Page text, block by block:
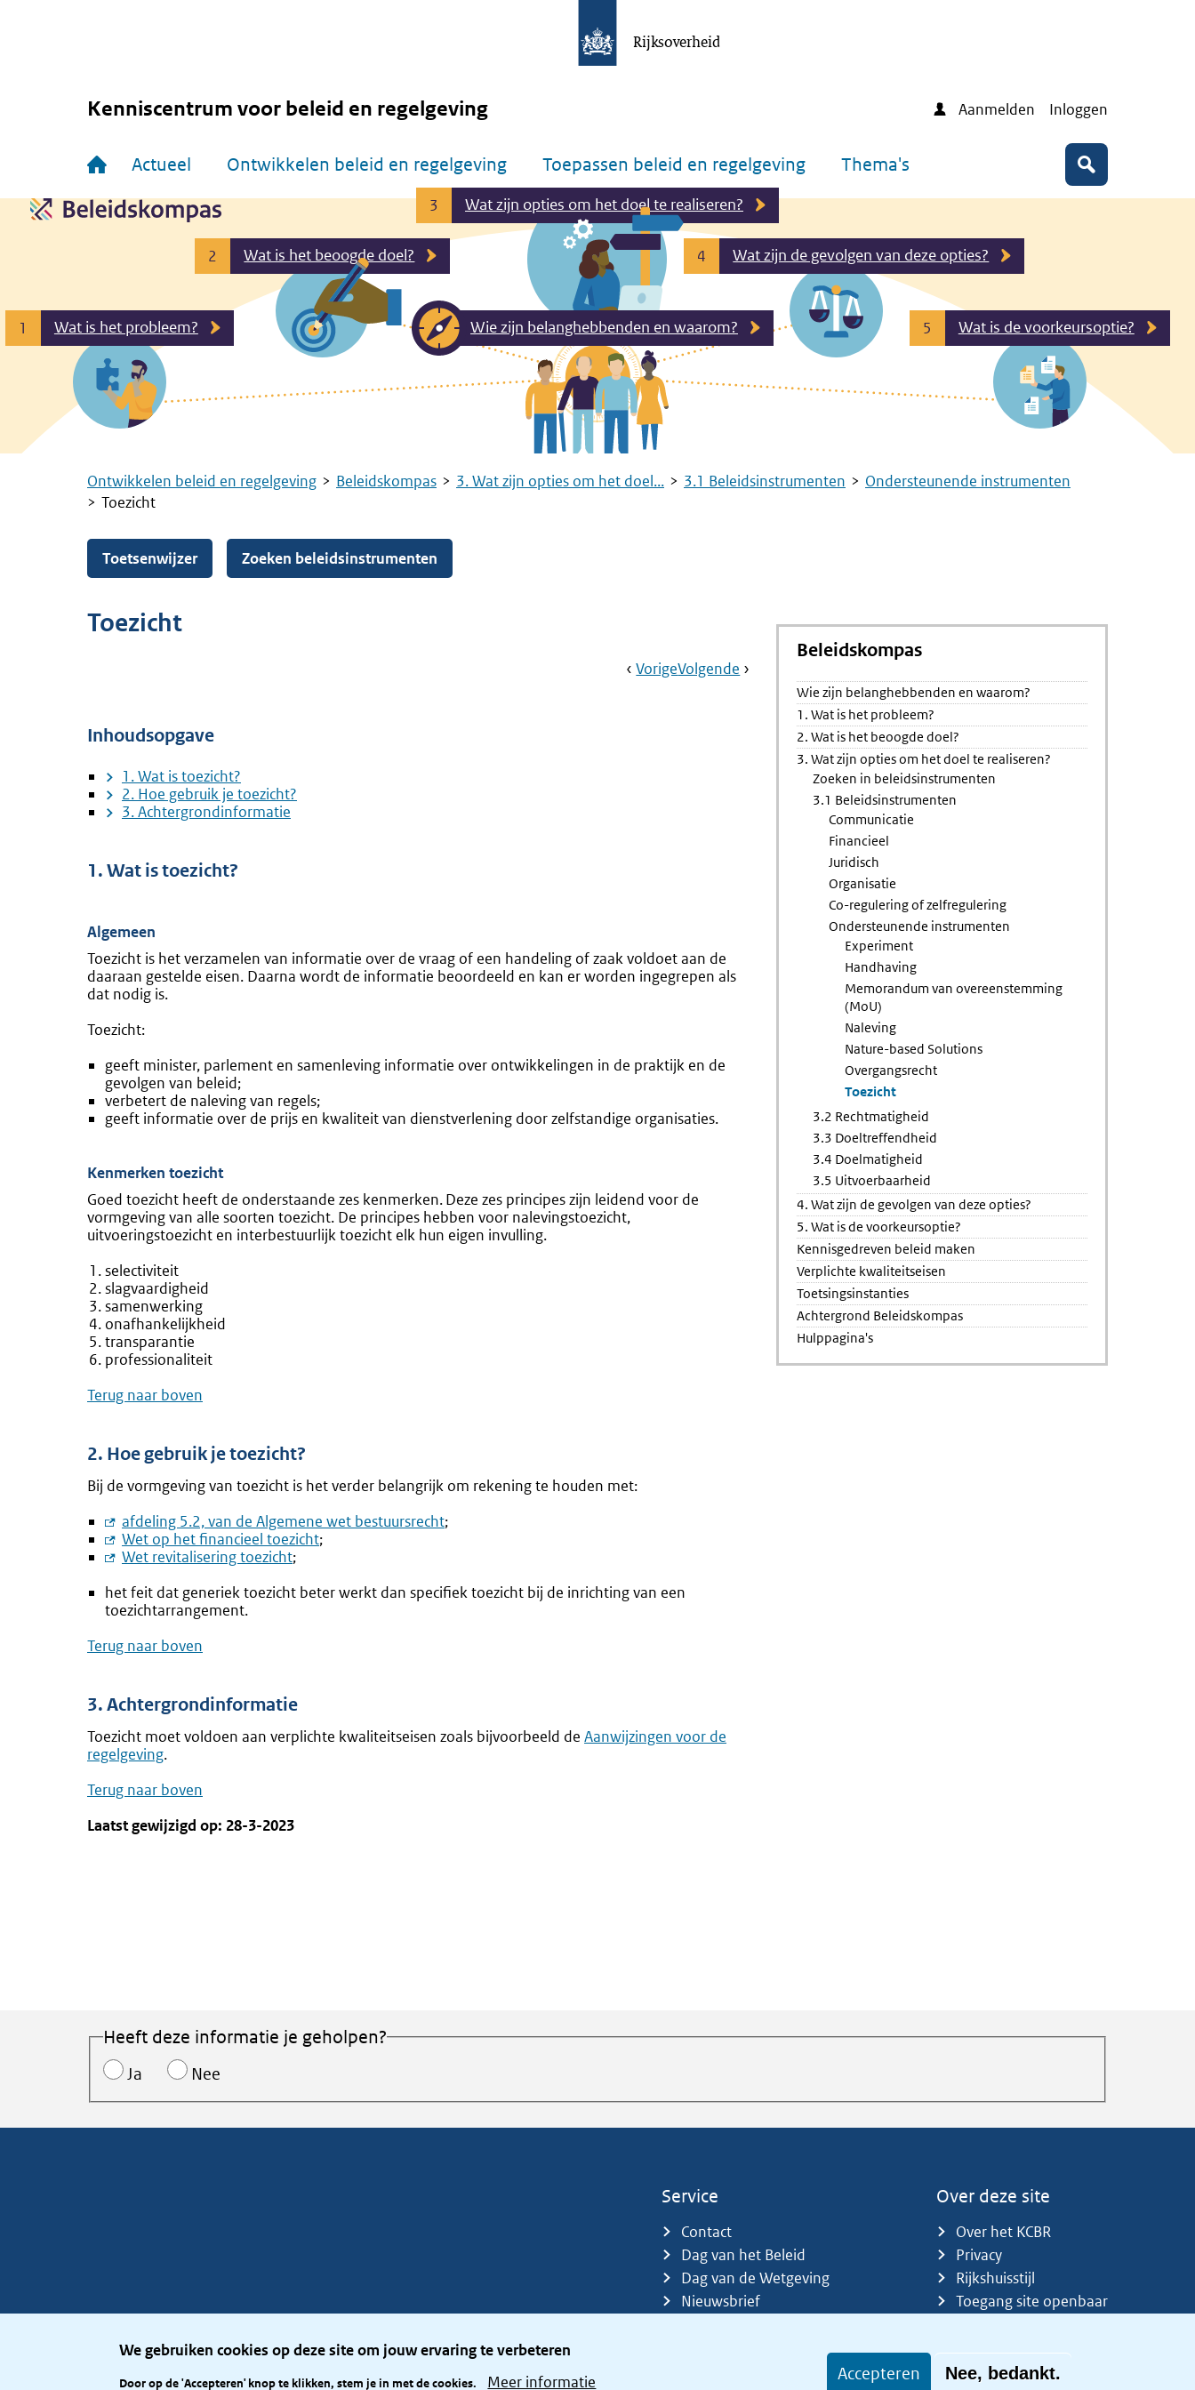
We gebruiken cookies op deze site om jouw ervaring te verbeteren
Door op de 'Accepteren' knop te klikken, stem je in met de cookies. Meer informatie Accepteren Nee, bedankt.
Rijksoverheid
Kenniscentrum voor beleid en regelgeving Aanmelden Inloggen
Actueel Ontwikkelen beleid en regelgeving Toepassen beleid en regelgeving Thema's Zoeken
1 Wat is het probleem?
2 Wat is het beoogde doel?
3 Wat zijn opties om het doel te realiseren?
4 Wat zijn de gevolgen van deze opties?
5 Wat is de voorkeursoptie?
Wie zijn belanghebbenden en waarom?
Kruimelpad
Ontwikkelen beleid en regelgeving Beleidskompas 3. Wat zijn opties om het doel... 3.1 Beleidsinstrumenten
Ondersteunende instrumenten
Toezicht
Toetsenwijzer Zoeken beleidsinstrumenten
Toezicht
Book
Ga
VorigePagina:
Ga
Volgende Pagina:
Rechtmatigheid
Inhoudsopgave
1. Wat is toezicht?
2. Hoe gebruik je toezicht?
3. Achtergrondinformatie
1. Wat is toezicht?
Algemeen
Toezicht is het verzamelen van informatie over de vraag of een handeling of zaak voldoet aan de
daaraan gestelde eisen. Daarna wordt de informatie beoordeeld en kan er worden ingegrepen als
dat nodig is.
Toezicht:
geeft minister, parlement en samenleving informatie over ontwikkelingen in de praktijk en de
gevolgen van beleid;
verbetert de naleving van regels;
geeft informatie over de prijs en kwaliteit van dienstverlening door zelfstandige organisaties.
Kenmerken toezicht
Goed toezicht heeft de onderstaande zes kenmerken. Deze zes principes zijn leidend voor de
vormgeving van alle soorten toezicht. De principes hebben voor nalevingstoezicht,
uitvoeringstoezicht en interbestuurlijk toezicht elk hun eigen invulling.
selectiviteit
slagvaardigheid
samenwerking
onafhankelijkheid
transparantie
professionaliteit
Terug naar boven
2. Hoe gebruik je toezicht?
Bij de vormgeving van toezicht is het verder belangrijk om rekening te houden met:
Externe
link:
afdeling 5.2, van de Algemene wet bestuursrecht;
Externe
link:
Wet op het financieel toezicht;
Externe
Wet revitalisering toezicht;
het feit dat generiek toezicht beter werkt dan specifiek toezicht bij de inrichting van een
toezichtarrangement.
Terug naar boven
3. Achtergrondinformatie
Toezicht moet voldoen aan verplichte kwaliteitseisen zoals bijvoorbeeld de Aanwijzingen voor de
regelgeving.
Terug naar boven
Laatst gewijzigd op: 28-3-2023
Beleidskompas
Wie zijn belanghebbenden en waarom?
1. Wat is het probleem?
2. Wat is het beoogde doel?
3. Wat zijn opties om het doel te realiseren?
Zoeken in beleidsinstrumenten
3.1 Beleidsinstrumenten
Communicatie
Financieel
Juridisch
Organisatie
Co-regulering of zelfregulering
Ondersteunende instrumenten
Experiment
Handhaving
Memorandum van overeenstemming
(MoU)
Naleving
Nature-based Solutions
Overgangsrecht
Toezicht
3.2 Rechtmatigheid
3.3 Doeltreffendheid
3.4 Doelmatigheid
3.5 Uitvoerbaarheid
4. Wat zijn de gevolgen van deze opties?
5. Wat is de voorkeursoptie?
Kennisgedreven beleid maken
Verplichte kwaliteitseisen
Toetsingsinstanties
Achtergrond Beleidskompas
Hulppagina's
Heeft deze informatie je geholpen?
Ja Nee
Service
Contact
Dag van het Beleid
Dag van de Wetgeving
Nieuwsbrief
Over deze site
Over het KCBR
Privacy
Rijkshuisstijl
Toegang site openbaar